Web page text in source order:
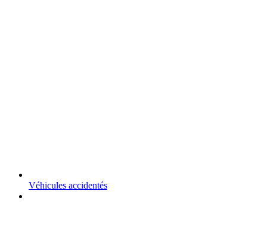
Véhicules accidentés